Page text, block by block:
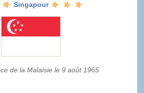
Singapour
de la Malaisie le 9 août 1965